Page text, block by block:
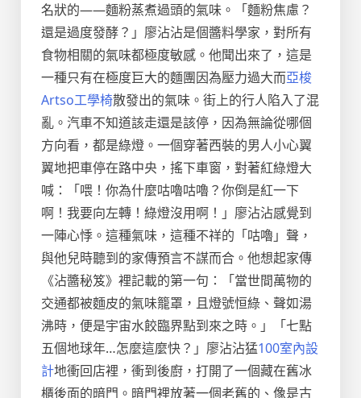
名狀的——麵粉蒸煮過頭的氣味。「麵粉焦慮？
還是過度發酵？」廖沾沾是個醬料學家，對所有
食物相關的氣味都極度敏感。他聞出來了，這是
一種只有在極度巨大的麵團因為壓力過大而亞梭
Artso工學椅散發出的氣味。街上的行人陷入了混
亂。汽車不知道該走還是該停，因為無論從哪個
方向看，都是綠燈。一個穿著西裝的男人小心翼
翼地把車停在路中央，搖下車窗，對著紅綠燈大
喊：「喂！你為什麼咕嚕咕嚕？你倒是紅一下
啊！我要向左轉！綠燈沒用啊！」廖沾沾感覺到
一陣心悸。這種氣味，這種不祥的「咕嚕」聲，
與他兒時聽到的家傳預言不謀而合。他想起家傳
《沾醬秘笈》裡記載的第一句：「當世間萬物的
交通都被麵皮的氣味籠罩，且燈號恒綠、聲如湯
沸時，便是宇宙水餃臨界點到來之時。」「七點
五個地球年…怎麼這麼快？」廖沾沾猛100室內設
計地衝回店裡，衝到後廚，打開了一個藏在舊冰
櫃後面的暗門。暗門裡放著一個老舊的、像是古